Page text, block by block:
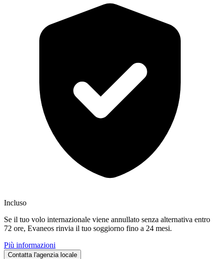
Incluso
Se il tuo volo internazionale viene annullato senza alternativa entro
72 ore, Evaneos rinvia il tuo soggiorno fino a 24 mesi.
Più informazioni
Contatta l'agenzia locale